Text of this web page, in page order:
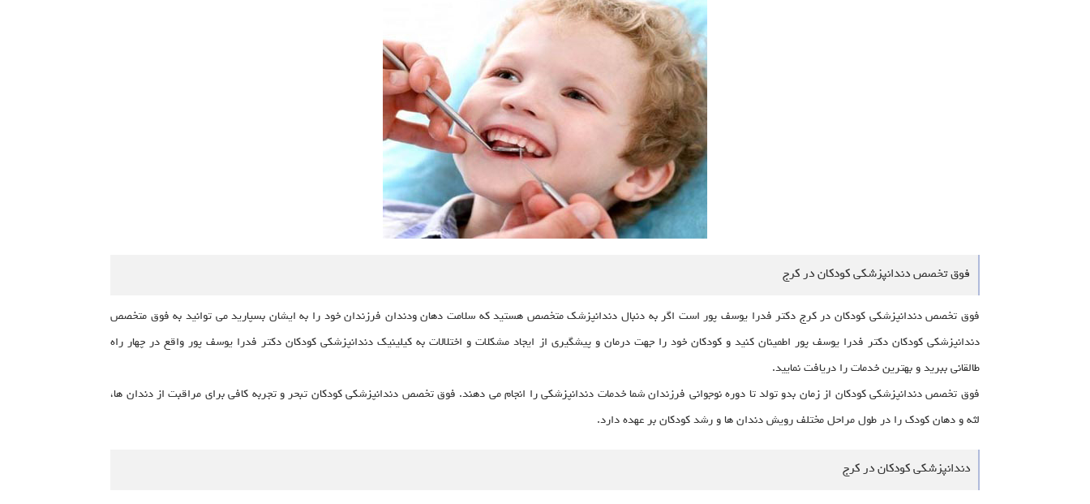
فوق تخصص دندانپزشکی کودکان در کرج
فوق تخصص دندانپزشکی کودکان در کرج دکتر فدرا یوسف پور است اگر به دنبال دندانپزشک متخصص هستید که سلامت دهان ودندان فرزندان خود را به ایشان بسپارید می توانید به فوق متخصص
دندانپزشکی کودکان دکتر فدرا یوسف پور اطمینان کنید و کودکان خود را جهت درمان و پیشگیری از ایجاد مشکلات و اختلالات به کیلینیک دندانپزشکی کودکان دکتر فدرا یوسف پور واقع در چهار راه
طالقانی ببرید و بهترین خدمات را دریافت نمایید.
فوق تخصص دندانپزشکی کودکان از زمان بدو تولد تا دوره نوجوانی فرزندان شما خدمات دندانپزشکی را انجام می دهند. فوق تخصص دندانپزشکی کودکان تبحر و تجربه کافی برای مراقبت از دندان ها،
لثه و دهان کودک را در طول مراحل مختلف رویش دندان ها و رشد کودکان بر عهده دارد.
دندانپزشکی کودکان در کرج